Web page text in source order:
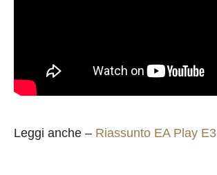
Leggi anche – Riassunto EA Play